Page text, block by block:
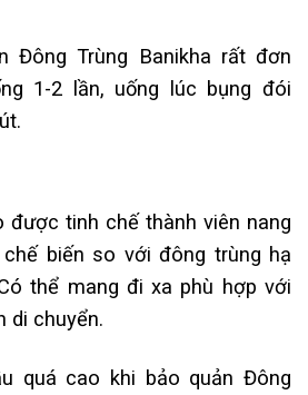
Đông Trùng Banikha rất đơn
1-2 lần, uống lúc bụng đói
được tinh chế thành viên nang
biến so với đông trùng hạ
thể mang đi xa phù hợp với
di chuyển.
quá cao khi bảo quản Đông